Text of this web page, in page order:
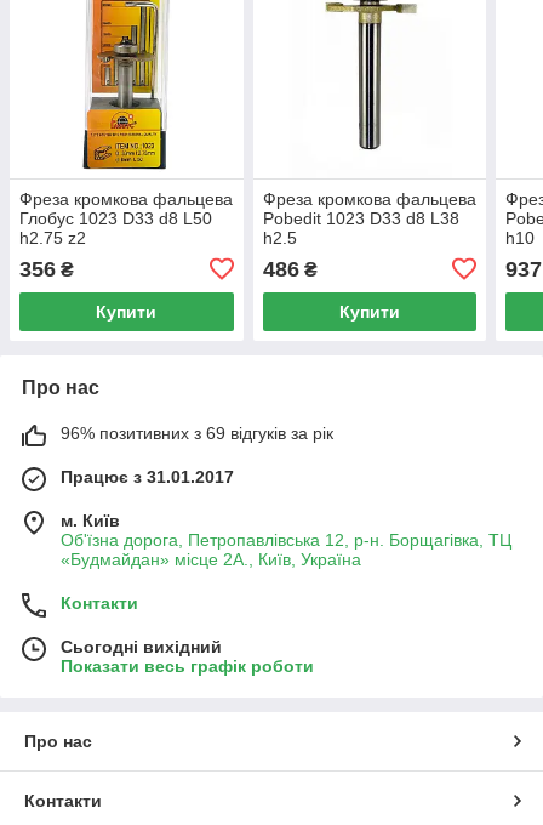
Фреза кромкова фальцева
Глобус 1023 D33 d8 L50
h2.75 z2
356 ₴
Купити
Фреза кромкова фальцева
Pobedit 1023 D33 d8 L38
h2.5
486₴
Купити
h10
937
Про нас
96% позитивних з 69 відгуків за рік
Працює з 31.01.2017
м. Київ
Об'їзна дорога, Петропавлівська 12, р-н. Борщагівка, ТЦ
«Будмайдан» місце 2А., Київ, Україна
Контакти
Сьогодні вихідний
Показати весь графік роботи
Про нас
Контакти